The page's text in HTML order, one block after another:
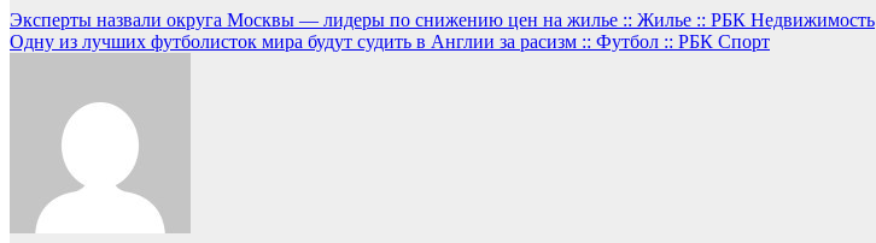
Навигация
по
Эксперты назвали округа Москвы — лидеры по снижению цен на жилье :: Жилье :: РБК Недвижимость
Одну из лучших футболисток мира будут судить в Англии за расизм :: Футбол :: РБК Спорт